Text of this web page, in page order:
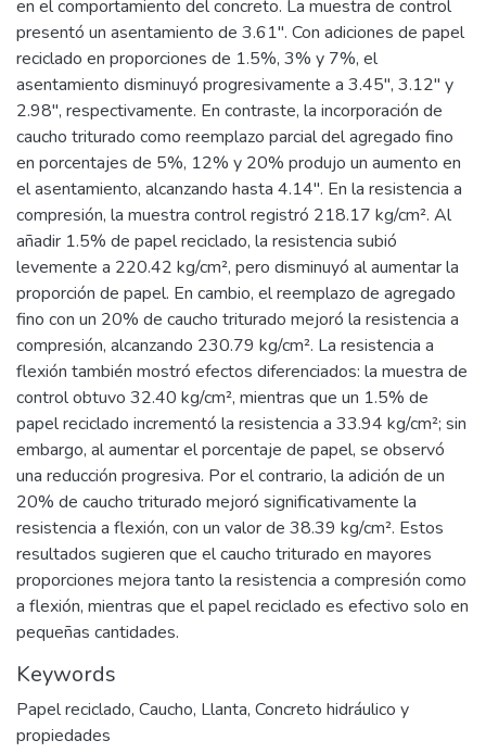
en el comportamiento del concreto. La muestra de control
presentó un asentamiento de 3.61". Con adiciones de papel
reciclado en proporciones de 1.5%, 3% y 7%, el
asentamiento disminuyó progresivamente a 3.45", 3.12" y
2.98", respectivamente. En contraste, la incorporación de
caucho triturado como reemplazo parcial del agregado fino
en porcentajes de 5%, 12% y 20% produjo un aumento en
el asentamiento, alcanzando hasta 4.14". En la resistencia a
compresión, la muestra control registró 218.17 kg/cm². Al
añadir 1.5% de papel reciclado, la resistencia subió
levemente a 220.42 kg/cm², pero disminuyó al aumentar la
proporción de papel. En cambio, el reemplazo de agregado
fino con un 20% de caucho triturado mejoró la resistencia a
compresión, alcanzando 230.79 kg/cm². La resistencia a
flexión también mostró efectos diferenciados: la muestra de
control obtuvo 32.40 kg/cm², mientras que un 1.5% de
papel reciclado incrementó la resistencia a 33.94 kg/cm²; sin
embargo, al aumentar el porcentaje de papel, se observó
una reducción progresiva. Por el contrario, la adición de un
20% de caucho triturado mejoró significativamente la
resistencia a flexión, con un valor de 38.39 kg/cm². Estos
resultados sugieren que el caucho triturado en mayores
proporciones mejora tanto la resistencia a compresión como
a flexión, mientras que el papel reciclado es efectivo solo en
pequeñas cantidades.
Keywords
Papel reciclado, Caucho, Llanta, Concreto hidráulico y
propiedades